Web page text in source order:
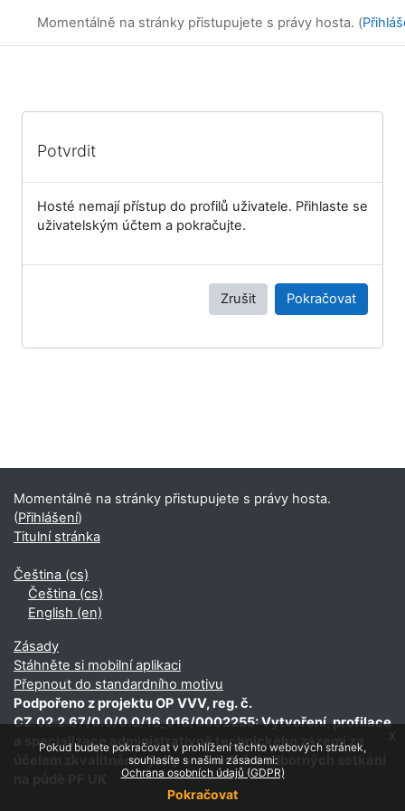
Pokud budete pokračovat v prohlížení těchto webových stránek,
souhlasíte s našimi zásadami:
Ochrana osobních údajů (GDPR)
Pokračovat
x
Online kurzy
Momentálně na stránky přistupujete s právy hosta. (
Potvrdit
Hosté nemají přístup do profilů uživatele. Přihlaste se
uživatelským účtem a pokračujte.
Zrušit Pokračovat
Momentálně na stránky přistupujete s právy hosta.
(Přihlášení)
Titulní stránka
Čeština ‎(cs)‎
Čeština ‎(cs)‎
English ‎(en)‎
Zásady
Stáhněte si mobilní aplikaci
Přepnout do standardního motivu
Podpořeno z projektu OP VVV, reg. č.
CZ.02.2.67/0.0/0.0/16_016/0002255: Vytvoření, profilace
a specializace administrativně technického zázemí za
účelem zkvalitnění výuky a usnadnění odborných setkání